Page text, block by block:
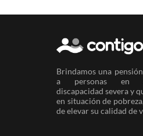
Brindamos una
a personas en
discapacidad severa y
en situación de
de elevar su calidad de